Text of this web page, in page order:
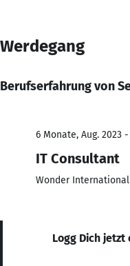
Werdegang
Berufserfahrung von
6 Monate, Aug. 2023 -
IT Consultant
Wonder
Logg Dich jetzt